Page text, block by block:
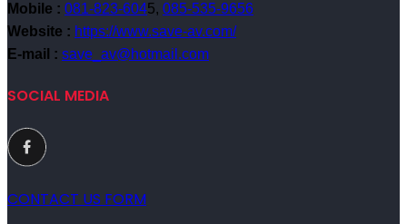
Mobile : 081-823-6045, 085-535-9656
Website : https://www.save-av.com/
E-mail : save_av@hotmail.com
SOCIAL MEDIA
CONTACT US FORM